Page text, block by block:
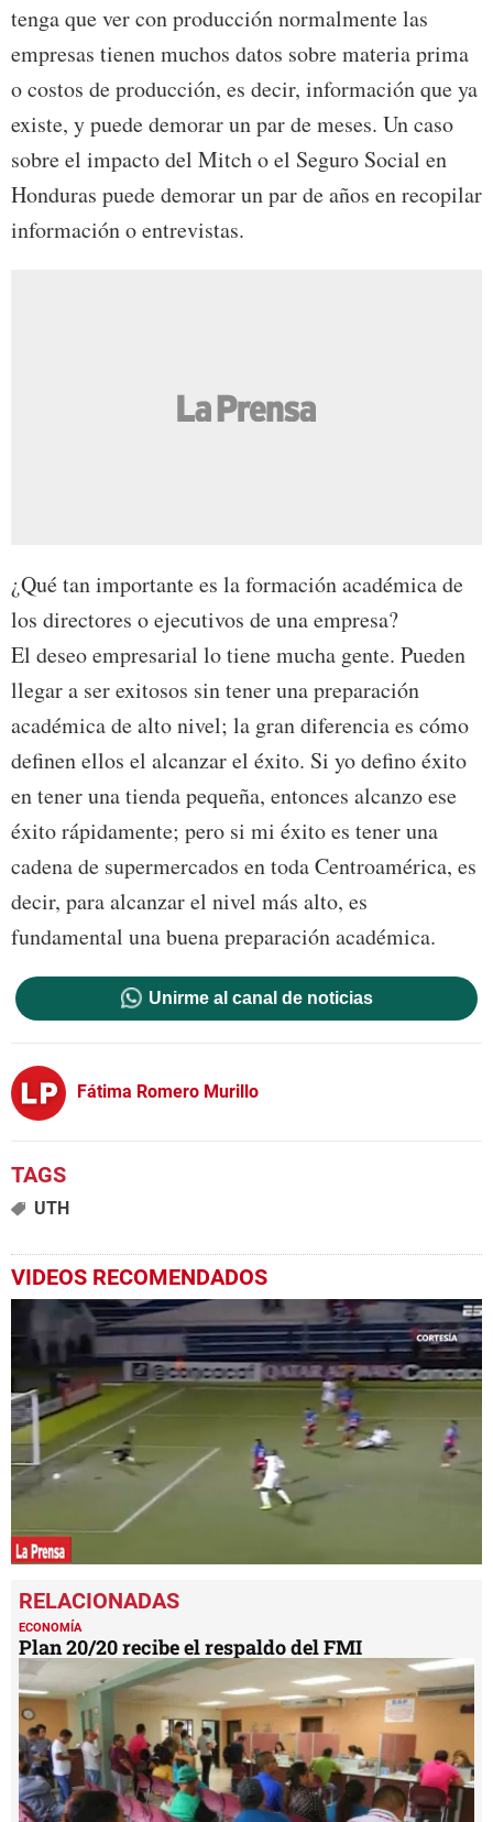
tenga que ver con producción normalmente las
empresas tienen muchos datos sobre materia prima
o costos de producción, es decir, información que ya
existe, y puede demorar un par de meses. Un caso
sobre el impacto del Mitch o el Seguro Social en
Honduras puede demorar un par de años en recopilar
información o entrevistas.
¿Qué tan importante es la formación académica de
los directores o ejecutivos de una empresa?
El deseo empresarial lo tiene mucha gente. Pueden
llegar a ser exitosos sin tener una preparación
académica de alto nivel; la gran diferencia es cómo
definen ellos el alcanzar el éxito. Si yo defino éxito
en tener una tienda pequeña, entonces alcanzo ese
éxito rápidamente; pero si mi éxito es tener una
cadena de supermercados en toda Centroamérica, es
decir, para alcanzar el nivel más alto, es
fundamental una buena preparación académica.
Unirme al canal de noticias
Fátima Romero Murillo
UTH
VIDEOS RECOMENDADOS
seconds
of
1
minute,
22
seconds
ECONOMÍA
Plan 20/20 recibe el respaldo del FMI